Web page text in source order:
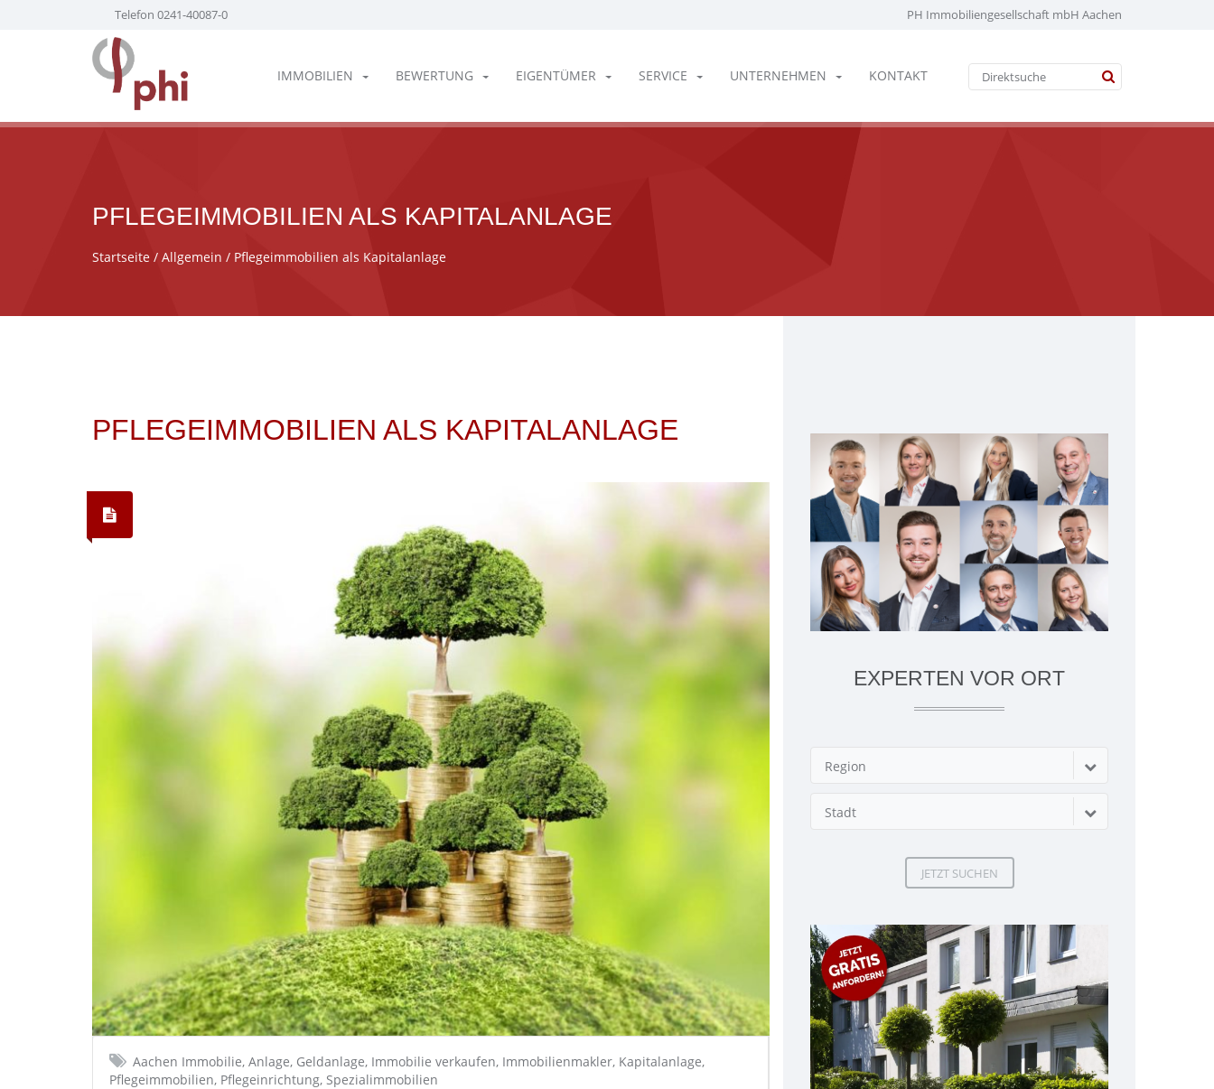
Telefon 0241-40087-0 PH Immobiliengesellschaft mbH Aachen
IMMOBILIEN BEWERTUNG EIGENTÜMER SERVICE UNTERNEHMEN KONTAKT
PFLEGEIMMOBILIEN ALS KAPITALANLAGE
Startseite / Allgemein / Pflegeimmobilien als Kapitalanlage
PFLEGEIMMOBILIEN ALS KAPITALANLAGE
Aachen Immobilie, Anlage, Geldanlage, Immobilie verkaufen, Immobilienmakler, Kapitalanlage,
Pflegeimmobilien, Pflegeinrichtung, Spezialimmobilien
EXPERTEN VOR ORT
Region
Stadt
JETZT SUCHEN